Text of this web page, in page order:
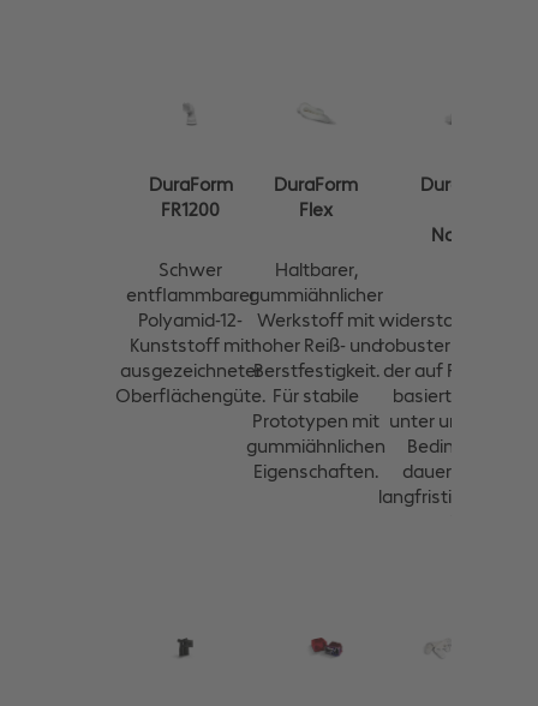
DuraForm
FR1200
Schwer
entflammbarer
Polyamid-12-
Kunststoff mit
ausgezeichneter
Oberflächengüte.
DuraForm
Flex
Haltbarer,
gummiähnlicher
Werkstoff mit
hoher Reiß- und
Berstfestigkeit.
Für stabile
Prototypen mit
gummiähnlichen
Eigenschaften.
DuraForm
Natural
robuster
der auf Polyamid
basiert und auch
unter unter rauen
Bedingungen
dauerhaft und
langfristig